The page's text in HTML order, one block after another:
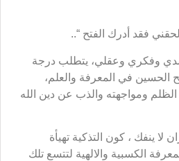
فقد أدرك الفتح “..
وفكري وعقلي، يتطلب درجة
الحسين في المعرفة والعلم،
ومواجهته والذب عن دين الله
لا ينفك ، كون التذكية تهيأة
الكسبية والالهية لتتسع تلك